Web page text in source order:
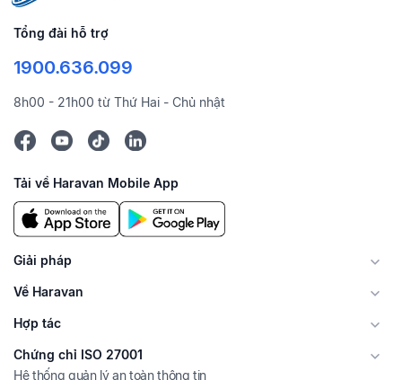
Tổng đài hỗ trợ
1900.636.099
8h00 - 21h00 từ Thứ Hai - Chủ nhật
Tải về Haravan Mobile App
Giải pháp
Về Haravan
Hợp tác
Chứng chỉ ISO 27001
Hệ thống quản lý an toàn thông tin